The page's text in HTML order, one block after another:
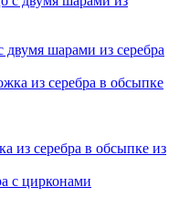
двумя шарами из серебра
из серебра в обсыпке из